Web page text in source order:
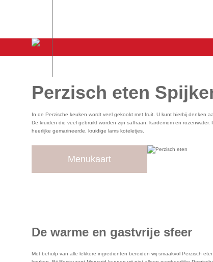
Perzisch eten
In de Perzische keuken wordt veel gekookt met fruit. U kunt hierbij denken
De kruiden die veel gebruikt worden zijn saffraan, kardemom en
heerlijke gemarineerde, kruidige lams koteletjes.
Menukaart
De warme en gastvrije sfeer
Met behulp van alle lekkere ingrediënten bereiden wij smaakvol Perzisch